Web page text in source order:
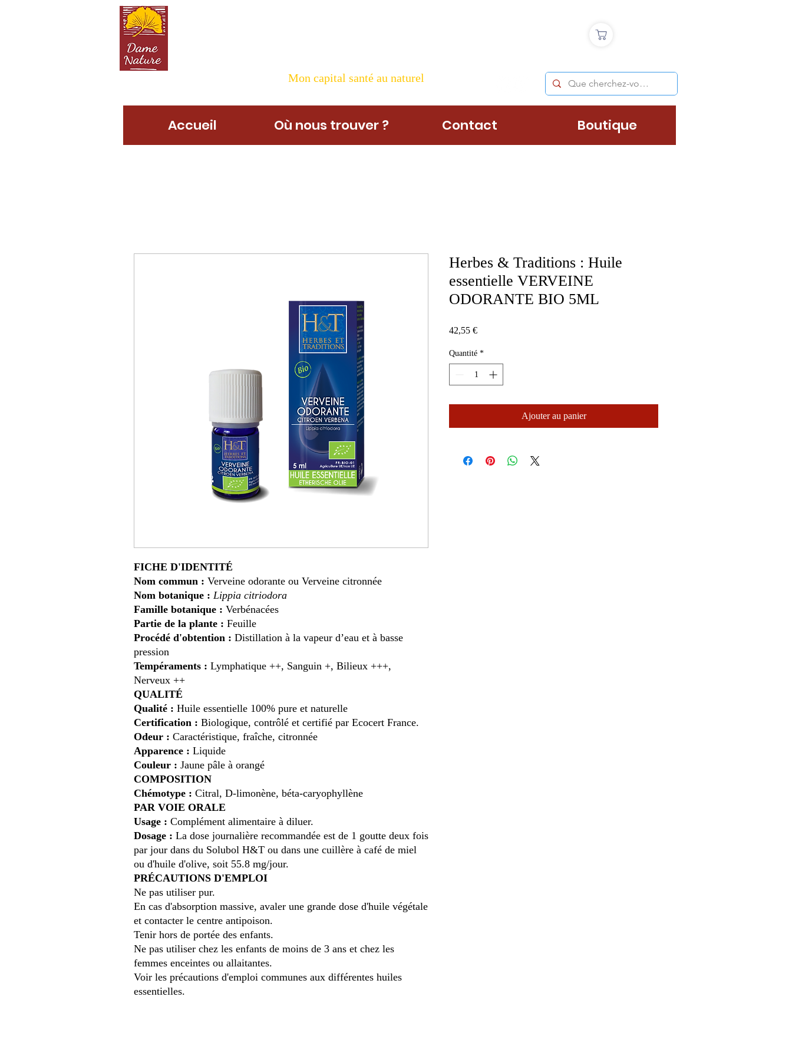
Mon capital santé au naturel
Accueil Où nous trouver ? Contact Boutique
FICHE D'IDENTITÉ
Nom commun : Verveine odorante ou Verveine citronnée
Nom botanique : Lippia citriodora
Famille botanique : Verbénacées
Partie de la plante : Feuille
Procédé d'obtention : Distillation à la vapeur d’eau et à basse
pression
Tempéraments : Lymphatique ++, Sanguin +, Bilieux +++,
Nerveux ++
QUALITÉ
Qualité : Huile essentielle 100% pure et naturelle
Certification : Biologique, contrôlé et certifié par Ecocert France.
Odeur : Caractéristique, fraîche, citronnée
Apparence : Liquide
Couleur : Jaune pâle à orangé
COMPOSITION
Chémotype : Citral, D-limonène, béta-caryophyllène
PAR VOIE ORALE
Usage : Complément alimentaire à diluer.
Dosage : La dose journalière recommandée est de 1 goutte deux fois
par jour dans du Solubol H&T ou dans une cuillère à café de miel
ou d'huile d'olive, soit 55.8 mg/jour.
PRÉCAUTIONS D'EMPLOI
Ne pas utiliser pur.
En cas d'absorption massive, avaler une grande dose d'huile végétale
et contacter le centre antipoison.
Tenir hors de portée des enfants.
Ne pas utiliser chez les enfants de moins de 3 ans et chez les
femmes enceintes ou allaitantes.
Voir les précautions d'emploi communes aux différentes huiles
essentielles.
Herbes & Traditions : Huile
essentielle VERVEINE
ODORANTE BIO 5ML
42,55 €Prix
Quantité *
Ajouter au panier